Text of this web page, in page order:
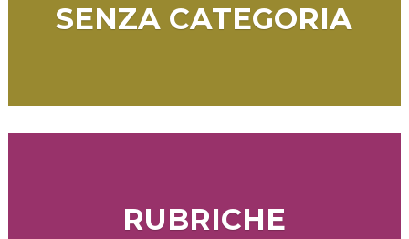
SENZA CATEGORIA
RUBRICHE